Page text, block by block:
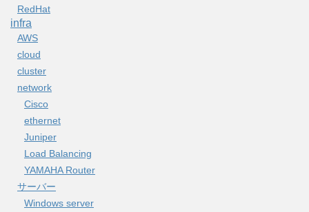
RedHat
infra
AWS
cloud
cluster
network
Cisco
ethernet
Juniper
Load Balancing
YAMAHA Router
サーバー
Windows server